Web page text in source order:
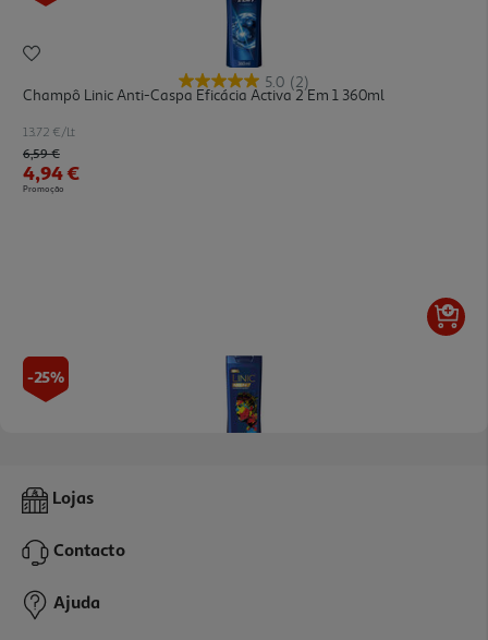
5.0 (2)
Champô Linic Anti-Caspa Eficácia Activa 2 Em 1 360ml
13.72 €/Lt
Price reduced from
6,59 €to
4,94 €
Promoção
-25%
Champô Linic Anti-Caspa Cr7 360ml
Price reduced from
6,59 €to
4,94 €
Lojas
Contacto
Ajuda